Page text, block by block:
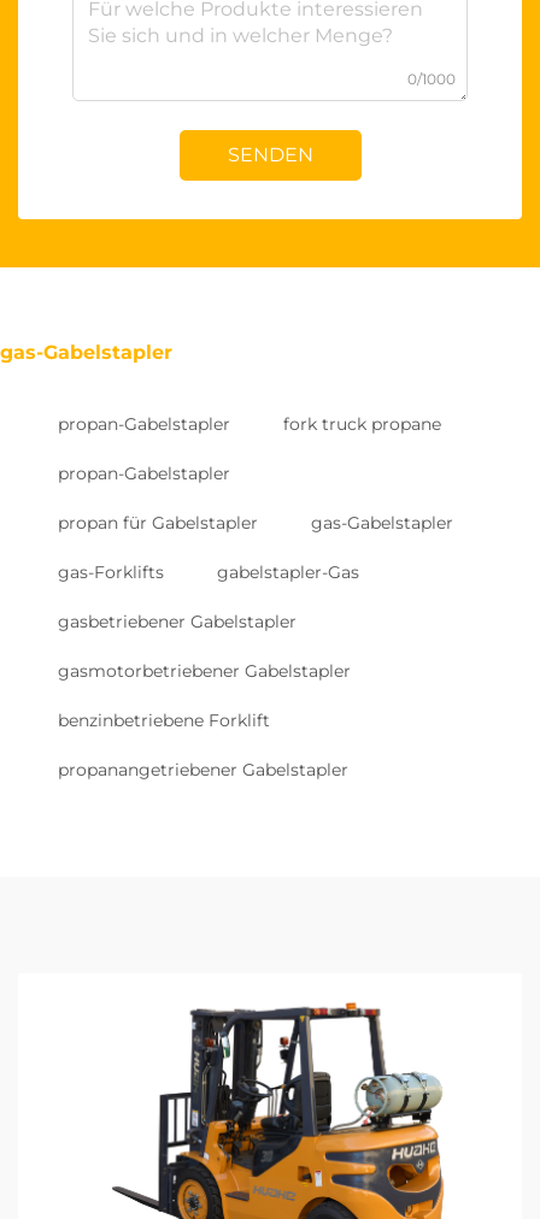
0/1000
SENDEN
gas-Gabelstapler
propan-Gabelstapler fork truck propane
propan-Gabelstapler
propan für Gabelstapler gas-Gabelstapler
gas-Forklifts gabelstapler-Gas
gasbetriebener Gabelstapler
gasmotorbetriebener Gabelstapler
benzinbetriebene Forklift
propanangetriebener Gabelstapler